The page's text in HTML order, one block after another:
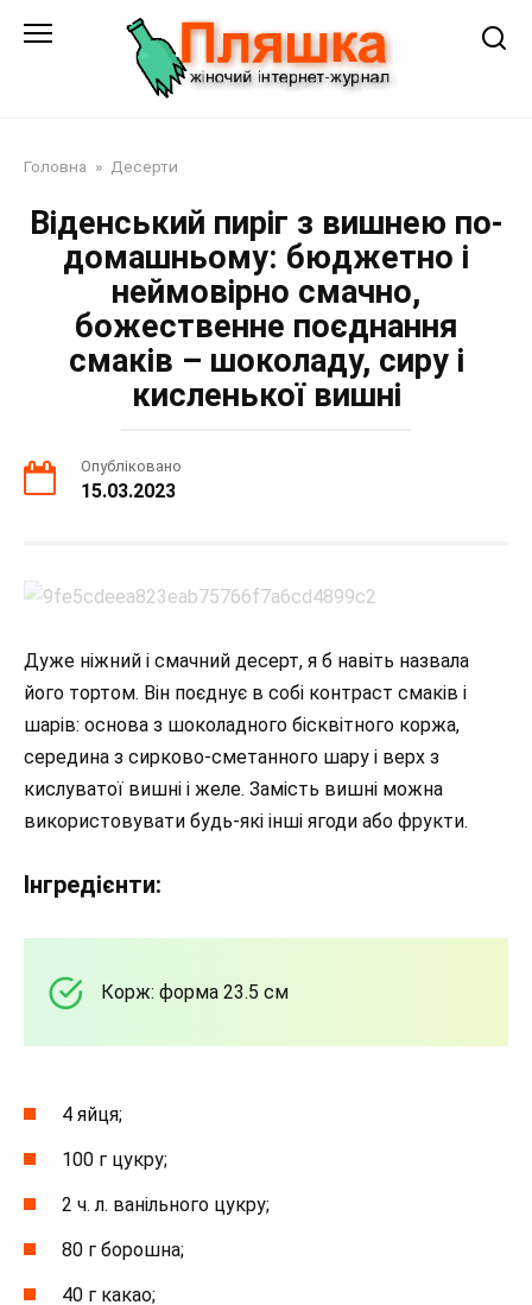
Головна » Десерти
Віденський пиріг з вишнею по-
домашньому: бюджетно і
неймовірно смачно,
божественне поєднання
смаків – шоколаду, сиру і
кисленької вишні
Опубліковано
15.03.2023
Дуже ніжний і смачний десерт, я б навіть назвала
його тортом. Він поєднує в собі контраст смаків і
шарів: основа з шоколадного бісквітного коржа,
середина з сирково-сметанного шару і верх з
кислуватої вишні і желе. Замість вишні можна
використовувати будь-які інші ягоди або фрукти.
Інгредієнти:
Корж: форма 23.5 см
4 яйця;
100 г цукру;
2 ч. л. ванільного цукру;
80 г борошна;
40 г какао;